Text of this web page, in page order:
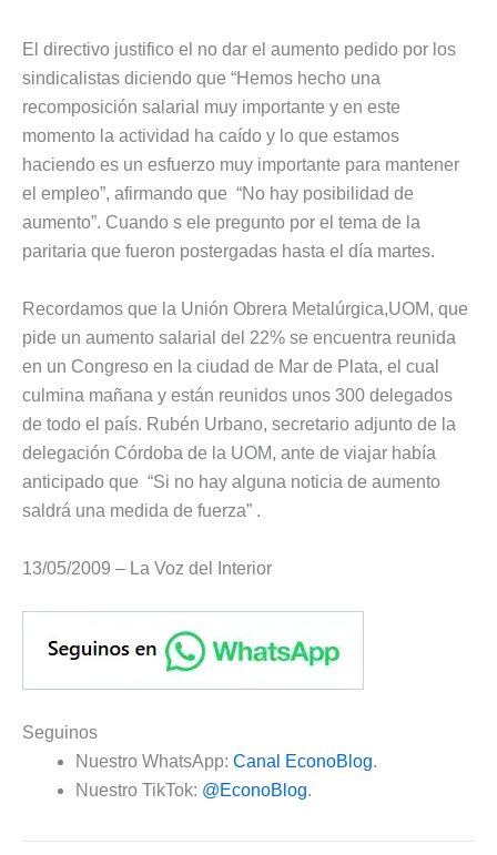
El directivo justifico el no dar el aumento pedido por los
sindicalistas diciendo que “Hemos hecho una
recomposición salarial muy importante y en este
momento la actividad ha caído y lo que estamos
haciendo es un esfuerzo muy importante para mantener
el empleo”, afirmando que “No hay posibilidad de
aumento”. Cuando s ele pregunto por el tema de la
paritaria que fueron postergadas hasta el día martes.
Recordamos que la Unión Obrera Metalúrgica,UOM, que
pide un aumento salarial del 22% se encuentra reunida
en un Congreso en la ciudad de Mar de Plata, el cual
culmina mañana y están reunidos unos 300 delegados
de todo el país. Rubén Urbano, secretario adjunto de la
delegación Córdoba de la UOM, ante de viajar había
anticipado que “Si no hay alguna noticia de aumento
saldrá una medida de fuerza” .
13/05/2009 – La Voz del Interior
Seguinos
Nuestro WhatsApp: Canal EconoBlog.
Nuestro TikTok: @EconoBlog.